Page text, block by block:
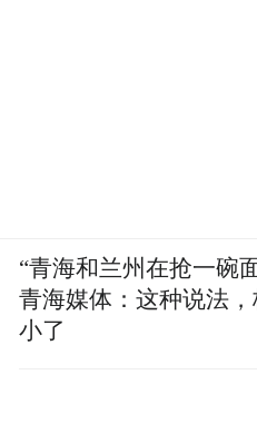
“青海和兰州在抢一碗
青海媒体：这种说法，
小了